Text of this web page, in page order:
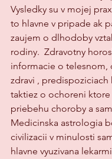
Vysledky su v mojej
to hlavne v pripade ak
zaujem o dlhodoby
rodiny.  Zdravotny
informacie o telesnom,
zdravi , predispoziciach
taktiez o ochoreni ktore
priebehu choroby a
Medicinska astrologia
civilizacii v minulosti
hlavne vyuzivana